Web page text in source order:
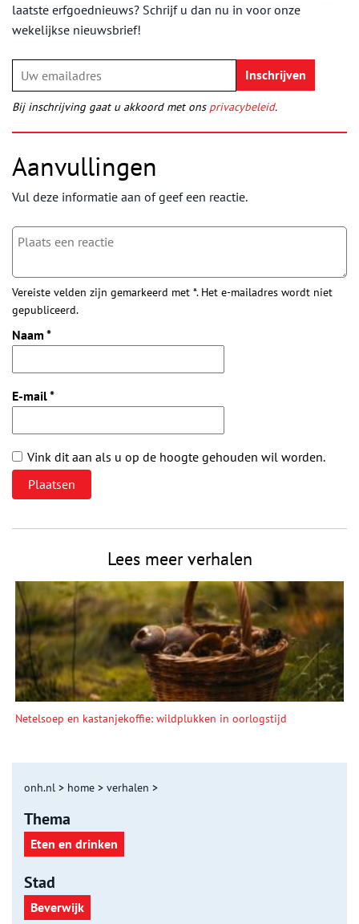
laatste erfgoednieuws? Schrijf u dan nu in voor onze
wekelijkse nieuwsbrief!
Bij inschrijving gaat u akkoord met ons privacybeleid.
Aanvullingen
Vul deze informatie aan of geef een reactie.
Vereiste velden zijn gemarkeerd met *. Het e-mailadres wordt niet
gepubliceerd.
Naam *
E-mail*
Vink dit aan als u op de hoogte gehouden wil worden.
Lees meer verhalen
Netelsoep en kastanjekoffie: wildplukken in oorlogstijd
onh.nl > home > verhalen >
Thema
Eten en drinken
Stad
Beverwijk